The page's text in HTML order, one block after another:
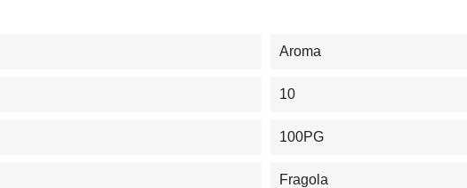
Aroma
10
100PG
Fragola